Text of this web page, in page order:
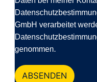
GmbH verarbeitet
genommen.
ABSENDEN